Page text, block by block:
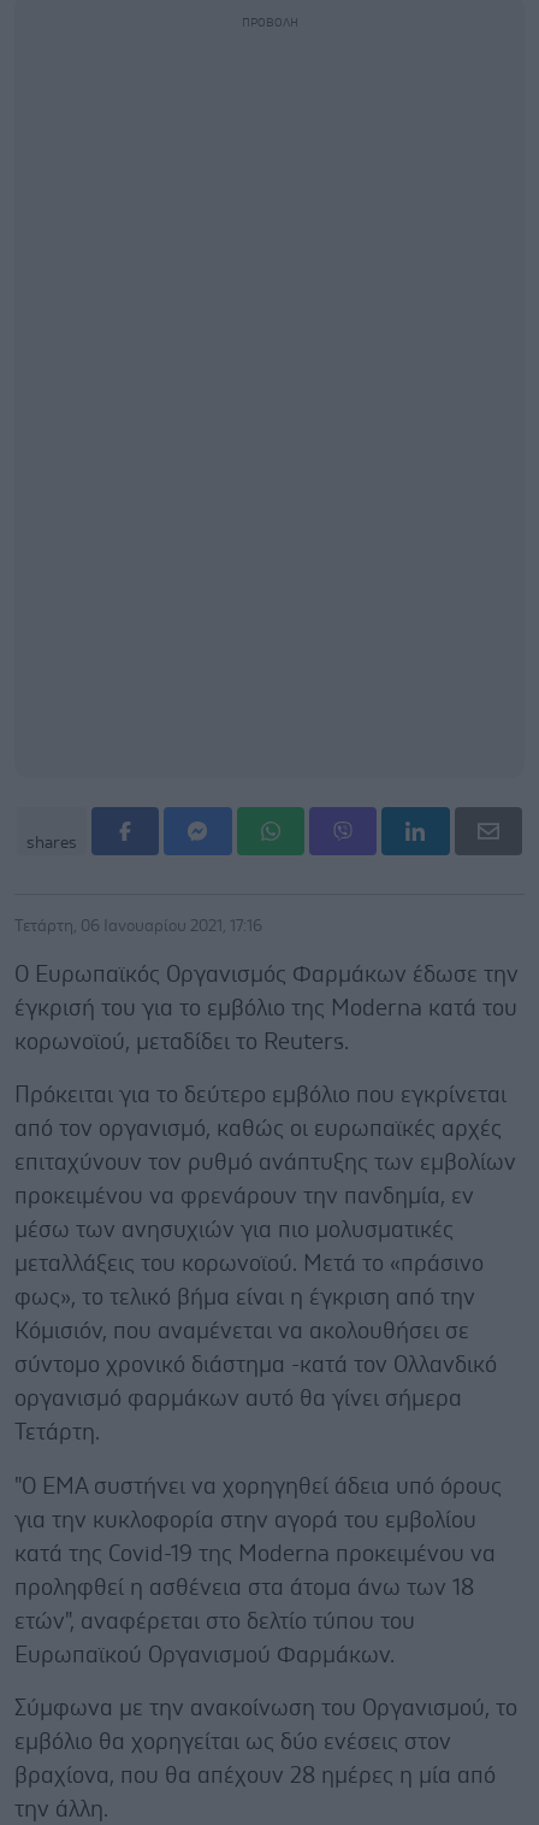
shares
Τετάρτη, 06 Ιανουαρίου 2021, 17:16
Ο Ευρωπαϊκός Οργανισμός Φαρμάκων έδωσε την
έγκρισή του για το εμβόλιο της Moderna κατά του
κορωνοϊού, μεταδίδει το Reuters.
Πρόκειται για το δεύτερο εμβόλιο που εγκρίνεται
από τον οργανισμό, καθώς οι ευρωπαϊκές αρχές
επιταχύνουν τον ρυθμό ανάπτυξης των εμβολίων
προκειμένου να φρενάρουν την πανδημία, εν
μέσω των ανησυχιών για πιο μολυσματικές
μεταλλάξεις του κορωνοϊού. Μετά το «πράσινο
φως», το τελικό βήμα είναι η έγκριση από την
Κόμισιόν, που αναμένεται να ακολουθήσει σε
σύντομο χρονικό διάστημα -κατά τον Ολλανδικό
οργανισμό φαρμάκων αυτό θα γίνει σήμερα
Τετάρτη.
"Ο EMA συστήνει να χορηγηθεί άδεια υπό όρους
για την κυκλοφορία στην αγορά του εμβολίου
κατά της Covid-19 της Moderna προκειμένου να
προληφθεί η ασθένεια στα άτομα άνω των 18
ετών", αναφέρεται στο δελτίο τύπου του
Ευρωπαϊκού Οργανισμού Φαρμάκων.
Σύμφωνα με την ανακοίνωση του Οργανισμού, το
εμβόλιο θα χορηγείται ως δύο ενέσεις στον
βραχίονα, που θα απέχουν 28 ημέρες η μία από
την άλλη.